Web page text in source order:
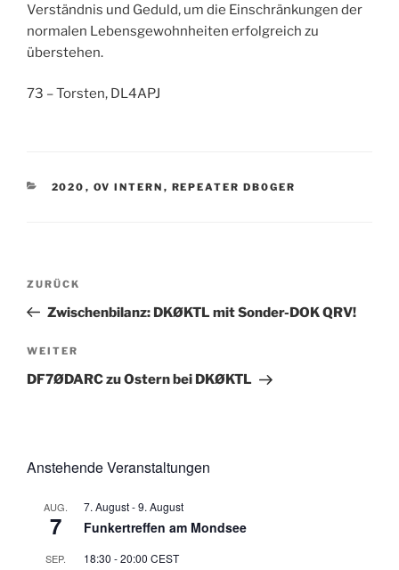
Verständnis und Geduld, um die Einschränkungen der
normalen Lebensgewohnheiten erfolgreich zu
überstehen.
73 – Torsten, DL4APJ
KATEGORIEN
2020 , OV INTERN , REPEATER DB0GER
Beitragsnavigation
Vorheriger
Beitrag
ZURÜCK
Zwischenbilanz: DKØKTL mit Sonder-DOK QRV!
Nächster
Beitrag
WEITER
DF7ØDARC zu Ostern bei DKØKTL
Anstehende Veranstaltungen
AUG.
7
7. August-9. August
Funkertreffen am Mondsee
SEP. 18:30 -20:00 CEST